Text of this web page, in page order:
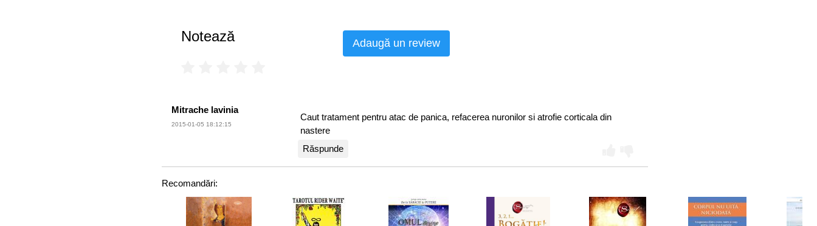
Notează Adaugă un review
Mitrache lavinia
2015-01-05 18:12:15
Caut tratament pentru atac de panica, refacerea nuronilor si atrofie corticala din
nastere
Răspunde
Recomandări: